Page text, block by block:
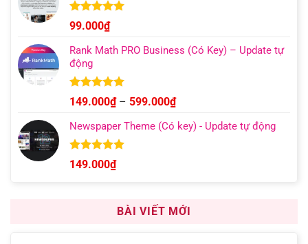
Được xếp
hạng 4.95
5 sao
99.000₫
Rank Math PRO Business (Có Key) – Update tự
động
Được xếp
hạng 5.00
5 sao
149.000₫ – 599.000₫Khoảng
từ
Newspaper Theme (Có key) - Update tự động
Được xếp
hạng 4.92
149.000₫
BÀI VIẾT MỚI